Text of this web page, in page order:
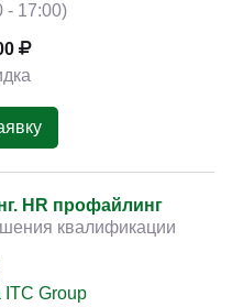
- 17:00)
HR профайлинг
квалификации
ITC Group